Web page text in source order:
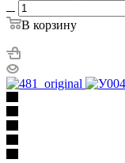
В корзину